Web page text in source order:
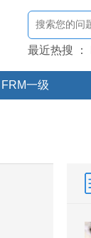
最近热搜 ：
FRM一级